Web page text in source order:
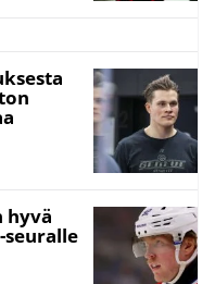
hyvä
seuralle